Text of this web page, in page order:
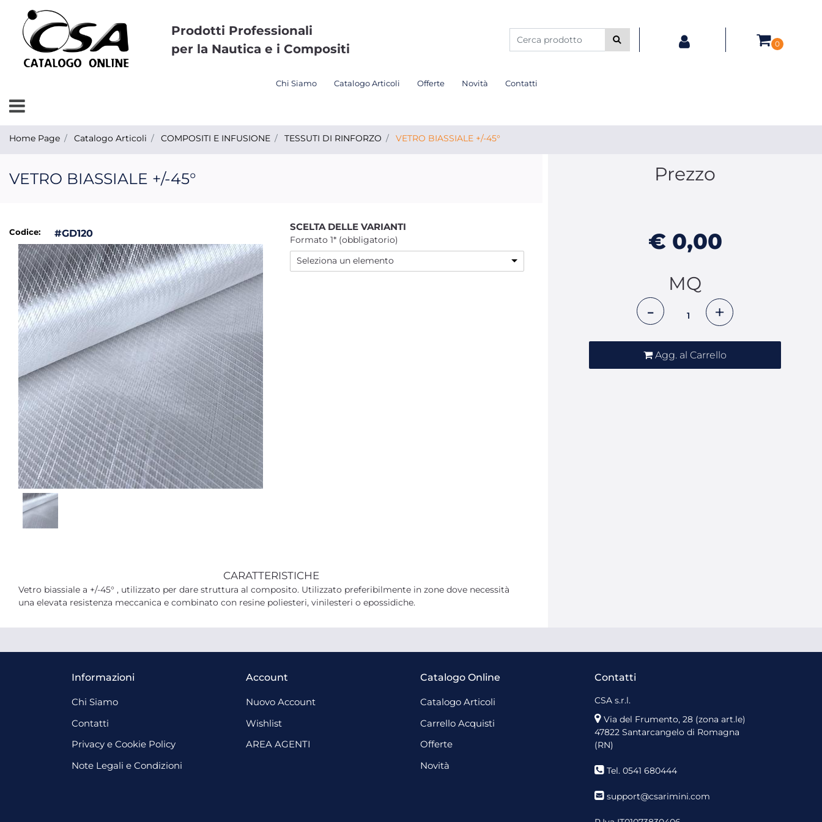
Prodotti Professionali
per la Nautica e i Compositi
0
Chi Siamo Catalogo Articoli Offerte Novità Contatti
Open menu
Home Page Catalogo Articoli COMPOSITI E INFUSIONE TESSUTI DI RINFORZO VETRO BIASSIALE +/-45°
VETRO BIASSIALE +/-45°
Codice: #GD120
SCELTA DELLE VARIANTI
Formato 1* (obbligatorio)
Seleziona un elemento
CARATTERISTICHE
Vetro biassiale a +/-45° , utilizzato per dare struttura al composito. Utilizzato preferibilmente in zone dove necessità
una elevata resistenza meccanica e combinato con resine poliesteri, vinilesteri o epossidiche.
Prezzo
€ 0,00
MQ
Quantità
Agg. al Carrello
Informazioni
Chi Siamo
Contatti
Privacy e Cookie Policy
Note Legali e Condizioni
Account
Nuovo Account
Wishlist
AREA AGENTI
Catalogo Online
Catalogo Articoli
Carrello Acquisti
Offerte
Novità
Contatti
CSA s.r.l.
Via del Frumento, 28 (zona art.le)
47822 Santarcangelo di Romagna
(RN)
Tel. 0541 680444
support@csarimini.com